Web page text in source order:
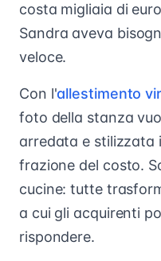
costa migliaia di
Sandra aveva
veloce.
Con l'allestimento
foto della stanza
arredata e
frazione del costo.
cucine: tutte
a cui gli acquirenti
rispondere.